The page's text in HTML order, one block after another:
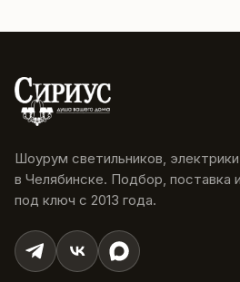
Шоурум светильников,
в Челябинске. Подбор, поставка
под ключ с 2013 года.